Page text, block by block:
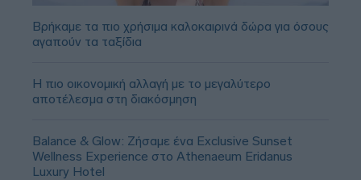
Βρήκαμε τα πιο χρήσιμα καλοκαιρινά δώρα για όσους
αγαπούν τα ταξίδια
Η πιο οικονομική αλλαγή με το μεγαλύτερο
αποτέλεσμα στη διακόσμηση
Balance & Glow: Ζήσαμε ένα Exclusive Sunset
Wellness Experience στο Athenaeum Eridanus
Luxury Hotel